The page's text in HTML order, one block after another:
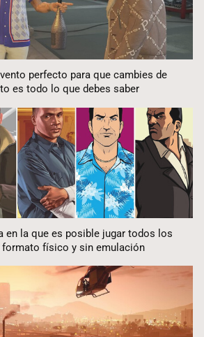
perfecto para que cambies de
es todo lo que debes saber
en la que es posible jugar todos los
formato físico y sin emulación